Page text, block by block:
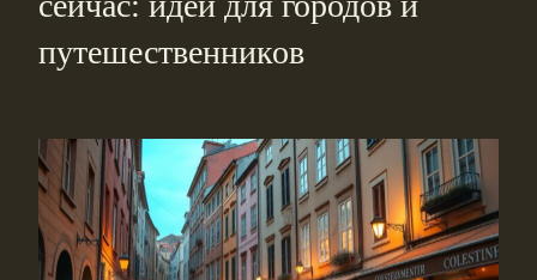
путешественников